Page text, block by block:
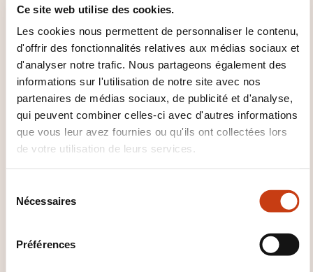
Ce site web utilise des cookies.
Les cookies nous permettent de personnaliser le contenu,
d'offrir des fonctionnalités relatives aux médias sociaux et
d'analyser notre trafic. Nous partageons également des
informations sur l'utilisation de notre site avec nos
partenaires de médias sociaux, de publicité et d'analyse,
qui peuvent combiner celles-ci avec d'autres informations
que vous leur avez fournies ou qu'ils ont collectées lors
de votre utilisation de leurs services.
Nécessaires
Préférences
20.08.2026 - 1 jour(s)
Horaire
09h00 à 16h30
Lieu
Prix
468,00 € TTC